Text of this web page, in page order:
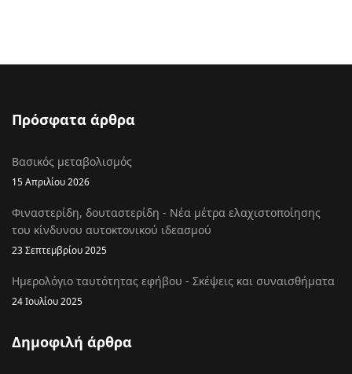
Πρόσφατα άρθρα
Βασικός μεταβολισμός
15 Απριλίου 2026
Φιναστερίδη, δουταστερίδη - Νέα μέτρα ελαχιστοποίησης
του κίνδυνου αυτοκτονικού ιδεασμού
23 Σεπτεμβρίου 2025
Ημερολόγιο ταυτότητας εφήβου - Σκέψεις και συναισθήματα
24 Ιουλίου 2025
Δημοφιλή άρθρα